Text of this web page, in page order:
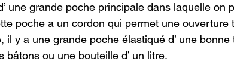
une grande poche principale dans laquelle on
poche a un cordon qui permet une ouverture
il y a une grande poche élastiqué d’ une bonne
bâtons ou une bouteille d’ un litre.